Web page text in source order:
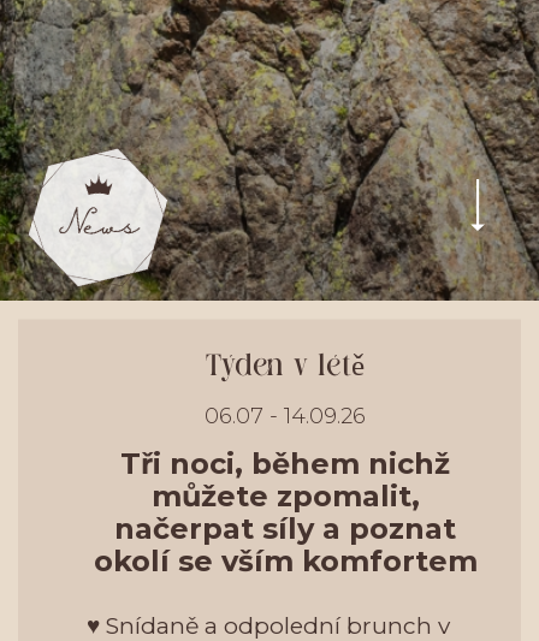
Týden v létě
06.07 - 14.09.26
Tři noci, během nichž
můžete zpomalit,
načerpat síly a poznat
okolí se vším komfortem
♥ Snídaně a odpolední brunch v